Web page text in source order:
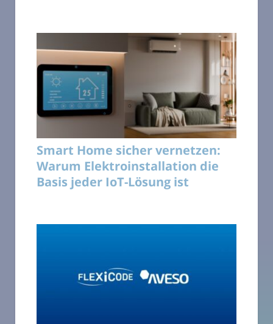
Smart Home sicher vernetzen:
Warum Elektroinstallation die
Basis jeder IoT-Lösung ist